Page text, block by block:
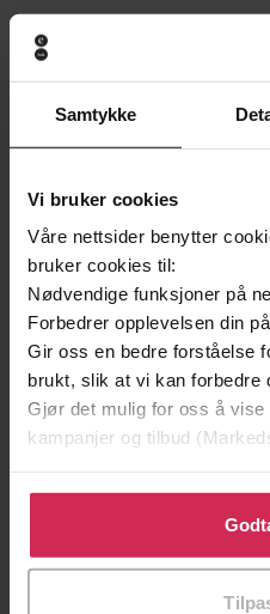
Samtykke
Vi bruker cookies
Våre nettsider benytter
bruker cookies til:
Nødvendige funksjoner på
Forbedrer opplevelsen din
Gir oss en bedre forståelse
brukt, slik at vi kan forbedre
Gjør det mulig for oss å vise
kampanjer og tilbud
Klikk på «Godta alle» for å
bruke cookies for alle disse
tilpasse ditt samtykke til
Andre har også
249,-
Lucinda Riley